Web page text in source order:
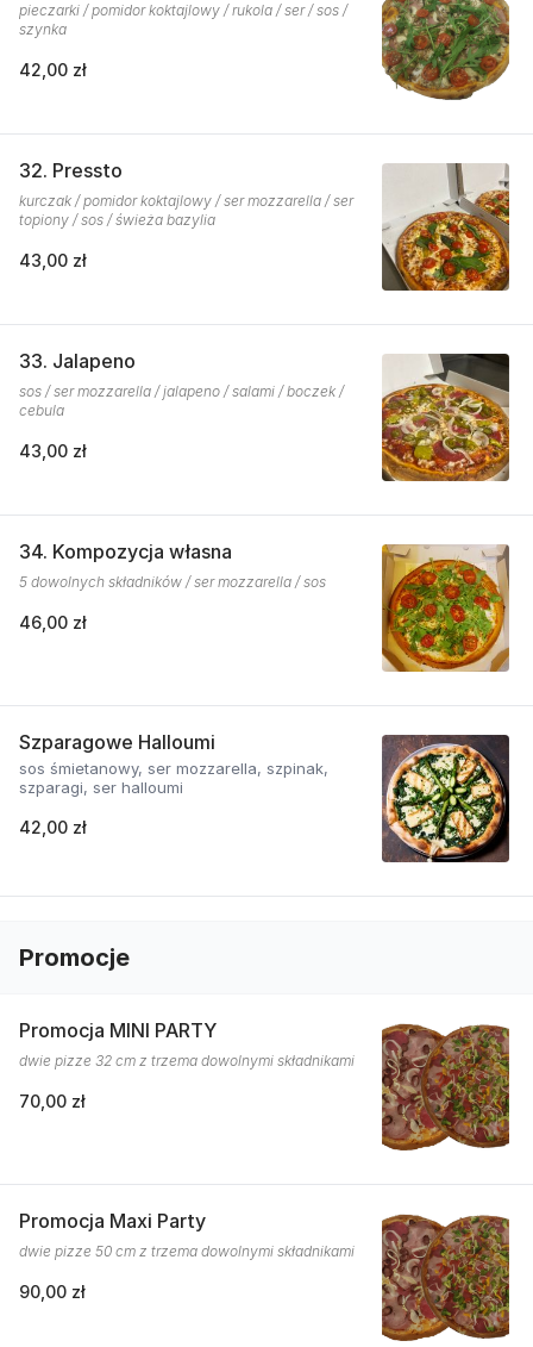
pieczarki / pomidor koktajlowy / rukola / ser / sos /
szynka
42,00 zł
32. Pressto
kurczak / pomidor koktajlowy / ser mozzarella / ser
topiony / sos / świeża bazylia
43,00 zł
33. Jalapeno
sos / ser mozzarella / jalapeno / salami / boczek /
cebula
43,00 zł
34. Kompozycja własna
5 dowolnych składników / ser mozzarella / sos
46,00 zł
Szparagowe Halloumi
sos śmietanowy, ser mozzarella, szpinak,
szparagi, ser halloumi
42,00 zł
Promocje
Promocja MINI PARTY
dwie pizze 32 cm z trzema dowolnymi składnikami
70,00 zł
Promocja Maxi Party
dwie pizze 50 cm z trzema dowolnymi składnikami
90,00 zł